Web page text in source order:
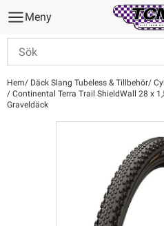
Meny
Hem Däck Slang Tubeless & Tillbehör
Continental Terra Trail ShieldWall 28 x
Graveldäck